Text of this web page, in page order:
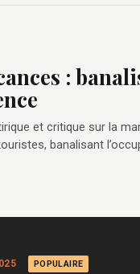
:
et critique sur la
banalisant
POPULAIRE